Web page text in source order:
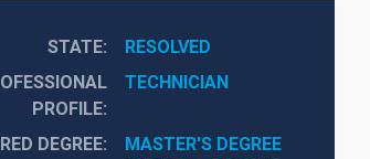
STATE
RESOLVED
PROFILE
TECHNICIAN
DEGREE
MASTER'S DEGREE